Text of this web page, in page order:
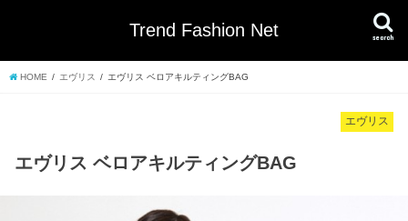
Trend Fashion Net search
HOME エヴリス エヴリス ベロアキルティングBAG
エヴリス
エヴリス ベロアキルティングBAG